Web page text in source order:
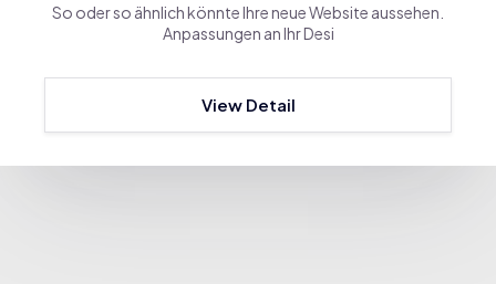
So oder so ähnlich könnte Ihre neue Website aussehen.
Anpassungen an Ihr Desi
View Detail